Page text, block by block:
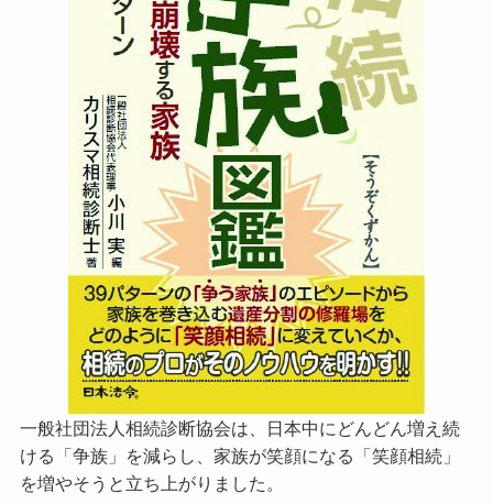
一般社団法人相続診断協会は、日本中にどんどん増え続
ける「争族」を減らし、家族が笑顔になる「笑顔相続」
を増やそうと立ち上がりました。